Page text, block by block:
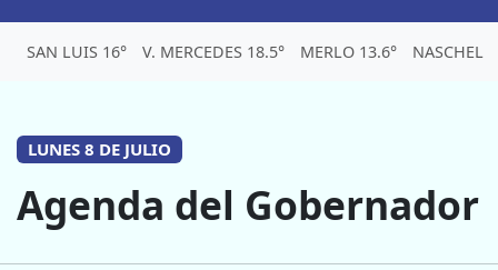
SAN LUIS 16° V. MERCEDES 18.5° MERLO 13.6° NASCHEL
LUNES 8 DE JULIO
Agenda del Gobernador